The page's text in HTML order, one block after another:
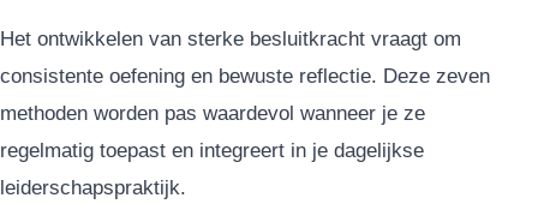
Het ontwikkelen van sterke besluitkracht vraagt om
consistente oefening en bewuste reflectie. Deze zeven
methoden worden pas waardevol wanneer je ze
regelmatig toepast en integreert in je dagelijkse
leiderschapspraktijk.